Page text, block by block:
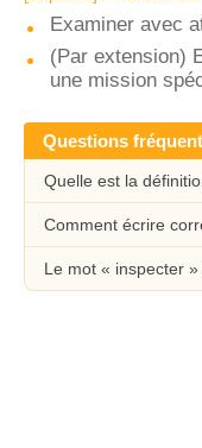
Examiner avec
(Par extension)
une mission
Questions
Quelle est la
Comment écrire
Le mot « inspecter